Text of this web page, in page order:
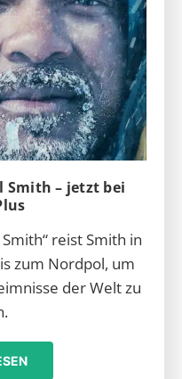
Smith – jetzt bei
reist Smith in
zum Nordpol, um
der Welt zu